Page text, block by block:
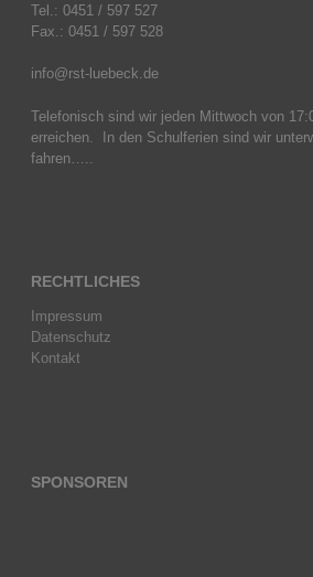
Tel.: 0451 / 597 527
Fax.: 0451 / 597 528
info@rst-luebeck.de
Telefonisch sind wir jeden Mittwoch von
erreichen. In den Schulferien sind wir
fahren…..
RECHTLICHES
Impressum
Datenschutz
Kontakt
SPONSOREN